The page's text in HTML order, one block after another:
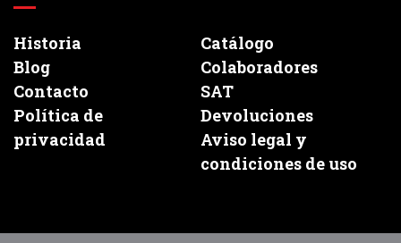
Historia
Catálogo
Blog
Colaboradores
Contacto
SAT
Política de
privacidad
Devoluciones
Aviso legal y
condiciones de uso